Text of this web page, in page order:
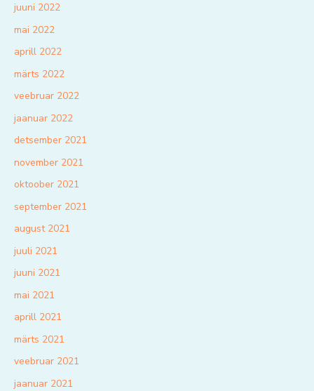
juuni 2022
mai 2022
aprill 2022
märts 2022
veebruar 2022
jaanuar 2022
detsember 2021
november 2021
oktoober 2021
september 2021
august 2021
juuli 2021
juuni 2021
mai 2021
aprill 2021
märts 2021
veebruar 2021
jaanuar 2021